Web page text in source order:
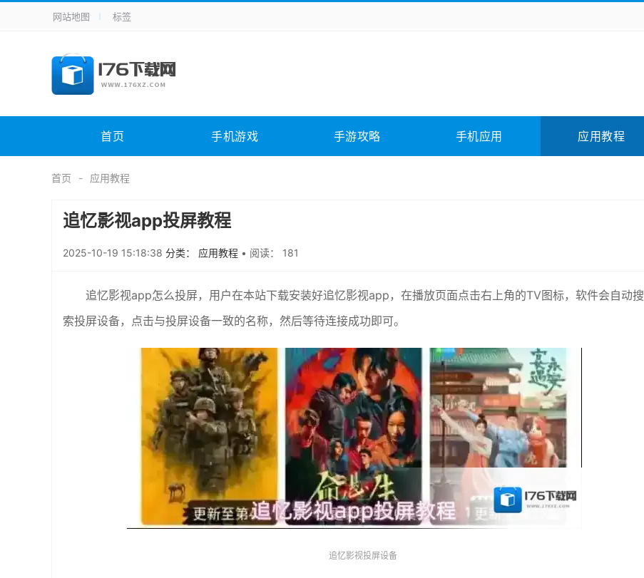
手机应用
手机游戏 体育竞技
电脑软件 其它类别 图形软件 安全相关 应用软件 影音软件 插件下载
未分类 综合其它
网站地图 标签
首页 手机游戏 手游攻略 手机应用 应用教程
首页 应用教程
追忆影视app投屏教程
2025-10-19 15:18:38 分类： 应用教程 • 阅读： 181
追忆影视app怎么投屏，用户在本站下载安装好追忆影视app，在播放页面点击右上角的TV图标，软件会自动搜
索投屏设备，点击与投屏设备一致的名称，然后等待连接成功即可。
追忆影视投屏设备